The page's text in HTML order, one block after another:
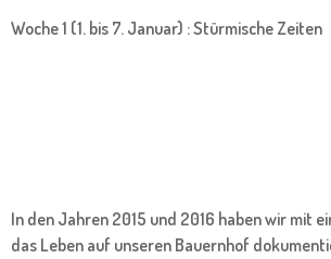
Woche 1 (1. bis 7. Januar) : Stürmische Zeiten
In den Jahren 2015 und 2016 haben wir mit
das Leben auf unseren Bauernhof